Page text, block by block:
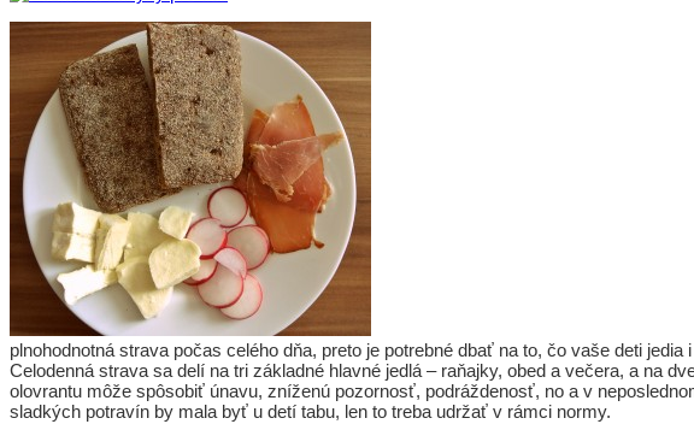
Pre
plnohodnotná strava počas celého dňa, preto je potrebné dbať na to, čo vaše deti
Celodenná strava sa delí na tri základné hlavné jedlá – raňajky, obed a večera, a na
olovrantu môže spôsobiť únavu, zníženú pozornosť, podráždenosť, no a v
sladkých potravín by mala byť u detí tabu, len to treba udržať v rámci normy.